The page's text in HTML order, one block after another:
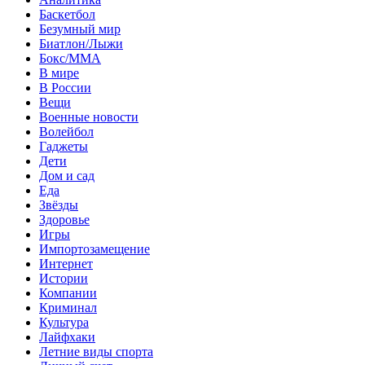
Баскетбол
Безумный мир
Биатлон/Лыжи
Бокс/MMA
В мире
В России
Вещи
Военные новости
Волейбол
Гаджеты
Дети
Дом и сад
Еда
Звёзды
Здоровье
Игры
Импортозамещение
Интернет
Истории
Компании
Криминал
Культура
Лайфхаки
Летние виды спорта